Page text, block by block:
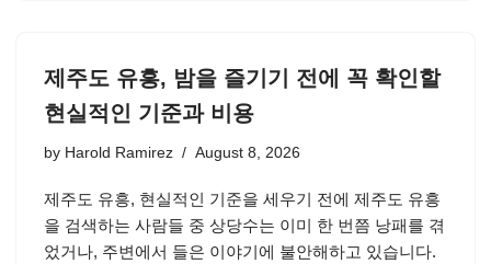
제주도 유흥, 밤을 즐기기 전에 꼭 확인할
현실적인 기준과 비용
by Harold Ramirez August 8, 2026
제주도 유흥, 현실적인 기준을 세우기 전에 제주도 유흥
을 검색하는 사람들 중 상당수는 이미 한 번쯤 낭패를 겪
었거나, 주변에서 들은 이야기에 불안해하고 있습니다.